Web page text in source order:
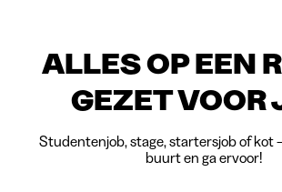
ALLES OP EEN
GEZET VOOR
Studentenjob, stage, startersjob of kot
buurt en ga ervoor!